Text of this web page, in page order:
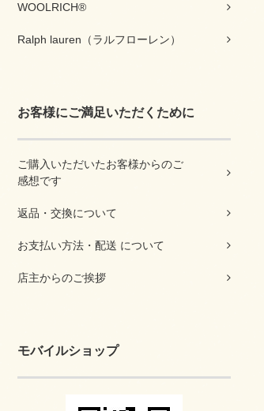
WOOLRICH®
Ralph lauren（ラルフローレン）
お客様にご満足いただくために
ご購入いただいたお客様からのご
感想です
返品・交換について
お支払い方法・配送 について
店主からのご挨拶
モバイルショップ